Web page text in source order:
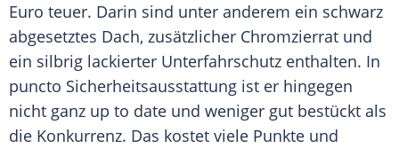
Euro teuer. Darin sind unter anderem ein schwarz
abgesetztes Dach, zusätzlicher Chromzierrat und
ein silbrig lackierter Unterfahrschutz enthalten. In
puncto Sicherheitsausstattung ist er hingegen
nicht ganz up to date und weniger gut bestückt als
die Konkurrenz. Das kostet viele Punkte und